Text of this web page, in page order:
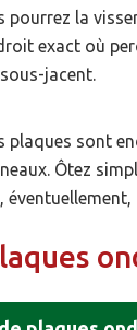
pourrez la
exact où
jacent.
plaques sont
Ôtez